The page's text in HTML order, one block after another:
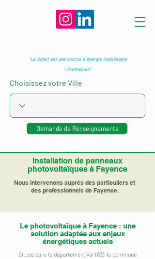
"Le Soleil est une source d’énergie inépuisable
- Profitez-en"
Choisissez votre Ville
Demande de Renseignements
Installation de panneaux
photovoltaïques à Fayence
Nous intervenons auprès des particuliers et
des professionnels de Fayence.
Le photovoltaïque à Fayence : une
solution adaptée aux enjeux
énergétiques actuels
Située dans le département Var (83), la commune